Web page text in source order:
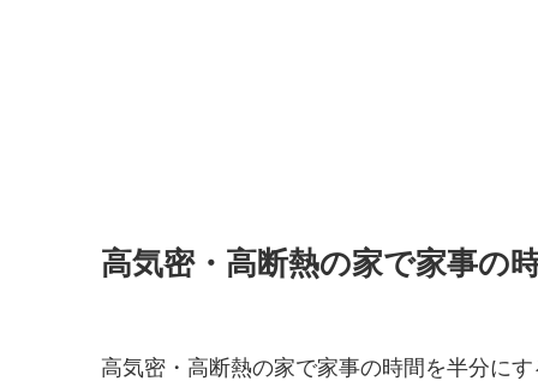
高気密・高断熱の家で家事の
高気密・高断熱の家で家事の時間を半分に